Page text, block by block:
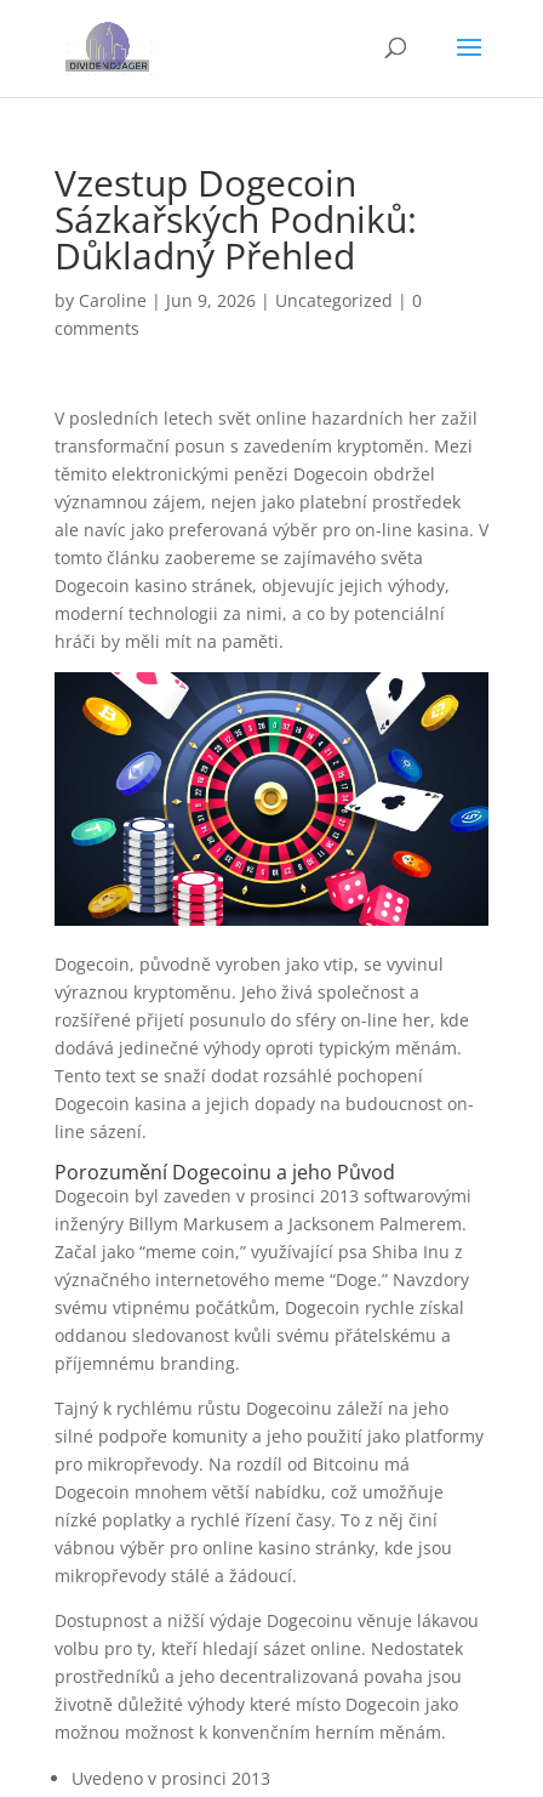
Vzestup Dogecoin
Sázkařských Podniků:
Důkladný Přehled
by Caroline | Jun 9, 2026| Uncategorized | 0
comments
V posledních letech svět online hazardních her zažil
transformační posun s zavedením kryptoměn. Mezi
těmito elektronickými penězi Dogecoin obdržel
významnou zájem, nejen jako platební prostředek
ale navíc jako preferovaná výběr pro on-line kasina. V
tomto článku zaobereme se zajímavého světa
Dogecoin kasino stránek, objevujíc jejich výhody,
moderní technologii za nimi, a co by potenciální
hráči by měli mít na paměti.
Dogecoin, původně vyroben jako vtip, se vyvinul
výraznou kryptoměnu. Jeho živá společnost a
rozšířené přijetí posunulo do sféry on-line her, kde
dodává jedinečné výhody oproti typickým měnám.
Tento text se snaží dodat rozsáhlé pochopení
Dogecoin kasina a jejich dopady na budoucnost on-
line sázení.
Porozumění Dogecoinu a jeho Původ
Dogecoin byl zaveden v prosinci 2013 softwarovými
inženýry Billym Markusem a Jacksonem Palmerem.
Začal jako “meme coin,” využívající psa Shiba Inu z
význačného internetového meme “Doge.” Navzdory
svému vtipnému počátkům, Dogecoin rychle získal
oddanou sledovanost kvůli svému přátelskému a
příjemnému branding.
Tajný k rychlému růstu Dogecoinu záleží na jeho
silné podpoře komunity a jeho použití jako platformy
pro mikropřevody. Na rozdíl od Bitcoinu má
Dogecoin mnohem větší nabídku, což umožňuje
nízké poplatky a rychlé řízení časy. To z něj činí
vábnou výběr pro online kasino stránky, kde jsou
mikropřevody stálé a žádoucí.
Dostupnost a nižší výdaje Dogecoinu věnuje lákavou
volbu pro ty, kteří hledají sázet online. Nedostatek
prostředníků a jeho decentralizovaná povaha jsou
životně důležité výhody které místo Dogecoin jako
možnou možnost k konvenčním herním měnám.
Uvedeno v prosinci 2013